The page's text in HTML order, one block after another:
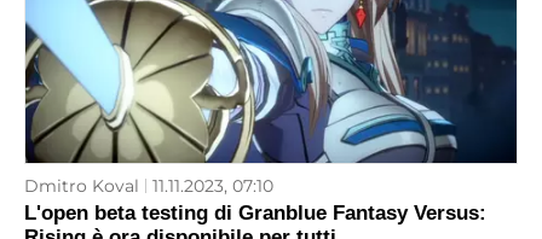
Dmitro Koval 11.11.2023, 07:10
L'open beta testing di Granblue Fantasy Versus: